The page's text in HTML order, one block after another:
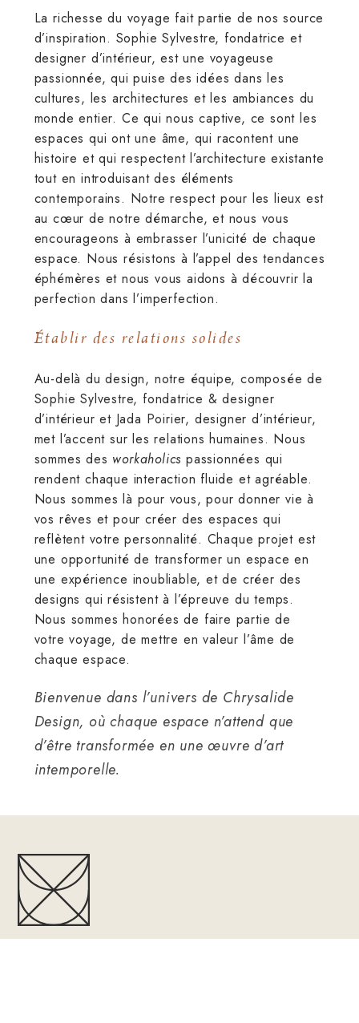
La richesse du voyage fait partie de nos source
d’inspiration. Sophie Sylvestre, fondatrice et
designer d’intérieur, est une voyageuse
passionnée, qui puise des idées dans les
cultures, les architectures et les ambiances du
monde entier. Ce qui nous captive, ce sont les
espaces qui ont une âme, qui racontent une
histoire et qui respectent l’architecture existante
tout en introduisant des éléments
contemporains. Notre respect pour les lieux est
au cœur de notre démarche, et nous vous
encourageons à embrasser l’unicité de chaque
espace. Nous résistons à l’appel des tendances
éphémères et nous vous aidons à découvrir la
perfection dans l’imperfection.
Établir des relations solides
Au-delà du design, notre équipe, composée de
Sophie Sylvestre, fondatrice & designer
d’intérieur et Jada Poirier, designer d’intérieur,
met l’accent sur les relations humaines. Nous
sommes des workaholics passionnées qui
rendent chaque interaction fluide et agréable.
Nous sommes là pour vous, pour donner vie à
vos rêves et pour créer des espaces qui
reflètent votre personnalité. Chaque projet est
une opportunité de transformer un espace en
une expérience inoubliable, et de créer des
designs qui résistent à l’épreuve du temps.
Nous sommes honorées de faire partie de
votre voyage, de mettre en valeur l’âme de
chaque espace.
Bienvenue dans l’univers de Chrysalide
Design, où chaque espace n’attend que
d’être transformée en une œuvre d’art
intemporelle.